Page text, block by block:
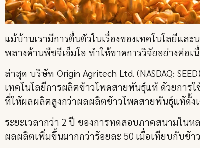
แม้บ้านเรามีการตื่นตัวในเรื่องของเทคโนโลยีแล
พลางด้านพืชจีเอ็มโอ ทำให้ขาดการวิจัยอย่างต่อ
ล่าสุด บริษัท Origin Agritech Ltd. (NASDAQ:
เทคโนโลยีการผลิตข้าวโพดสายพันธุ์แท้ ด้วยกา
ที่ให้ผลผลิตสูงกว่าผลผลิตข้าวโพดสายพันธุ์แท้ดั้งเ
ระยะเวลากว่า 2 ปี ของการทดสอบภาคสนามใน
ผลผลิตเพิ่มขึ้นมากกว่าร้อยละ 50 เมื่อเทียบกับข้า